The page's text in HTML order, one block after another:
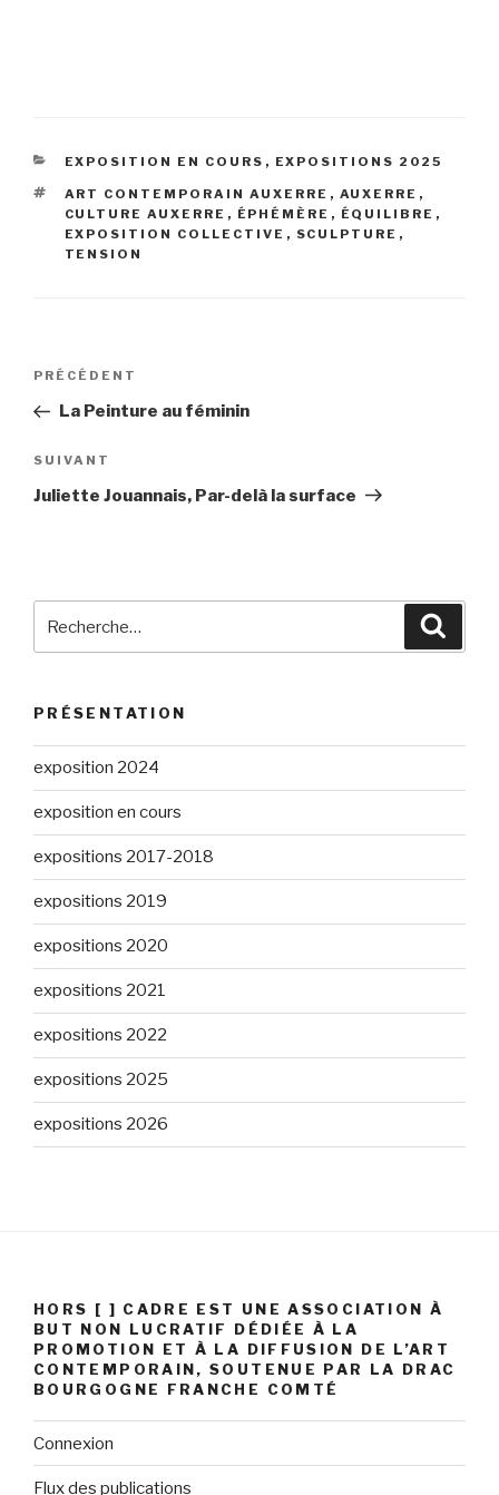
CATÉGORIES
EXPOSITION EN COURS , EXPOSITIONS 2025
ÉTIQUETTES
ART CONTEMPORAIN AUXERRE , AUXERRE ,
CULTURE AUXERRE , ÉPHÉMÈRE , ÉQUILIBRE ,
EXPOSITION COLLECTIVE , SCULPTURE ,
TENSION
Navigation
l’article
Article
précédent
PRÉCÉDENT
La Peinture au féminin
Article
suivant
SUIVANT
Juliette Jouannais, Par-delà la surface
pour
PRÉSENTATION
exposition 2024
exposition en cours
expositions 2017-2018
expositions 2019
expositions 2020
expositions 2021
expositions 2022
expositions 2025
expositions 2026
HORS [ ] CADRE EST UNE ASSOCIATION À
BUT NON LUCRATIF DÉDIÉE À LA
PROMOTION ET À LA DIFFUSION DE L’ART
CONTEMPORAIN, SOUTENUE PAR LA DRAC
BOURGOGNE FRANCHE COMTÉ
Connexion
Flux des publications